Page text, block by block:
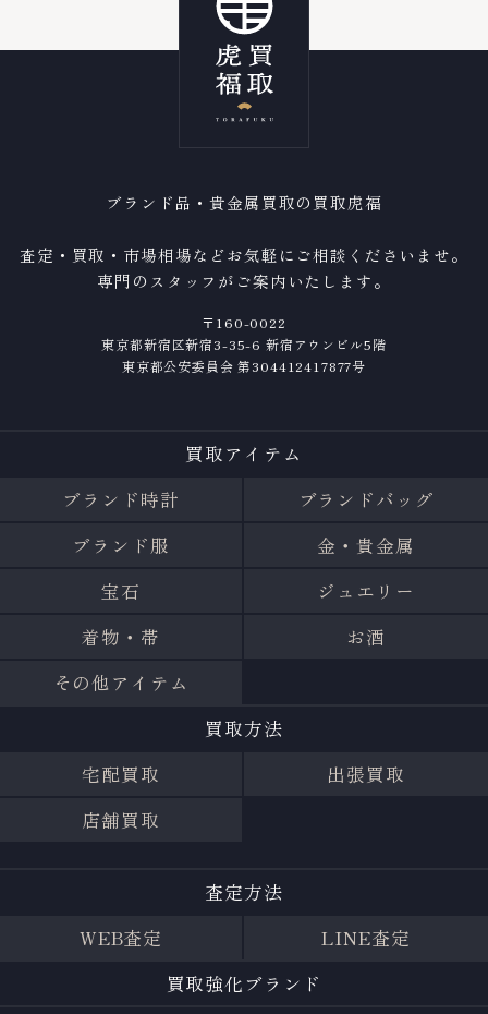
ブランド品・貴金属買取の買取虎福
査定・買取・市場相場などお気軽にご相談くださいませ。
専門のスタッフがご案内いたします。
〒160-0022
東京都新宿区新宿3-35-6 新宿アウンビル5階
東京都公安委員会 第304412417877号
買取アイテム
ブランド時計
ブランドバッグ
ブランド服
金・貴金属
宝石
ジュエリー
着物・帯
お酒
その他アイテム
買取方法
宅配買取
出張買取
店舗買取
査定方法
WEB査定
LINE査定
買取強化ブランド